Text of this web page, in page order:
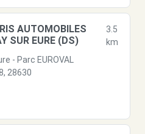
AUTOMOBILES
SUR EURE (DS)
3.5
km
- Parc EUROVAL
28630